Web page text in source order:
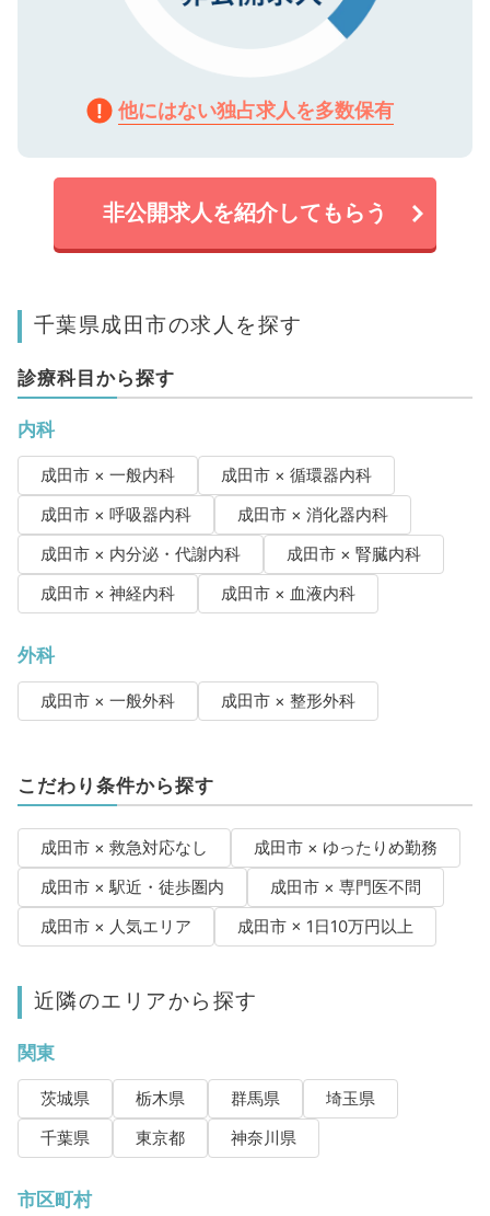
他にはない独占求人を多数保有
非公開求人を紹介してもらう
千葉県成田市の求人を探す
診療科目から探す
内科
成田市 × 一般内科
成田市 × 循環器内科
成田市 × 呼吸器内科
成田市 × 消化器内科
成田市 × 内分泌・代謝内科
成田市 × 腎臓内科
成田市 × 神経内科
成田市 × 血液内科
外科
成田市 × 一般外科 成田市 × 整形外科
こだわり条件から探す
成田市 × 救急対応なし
成田市 × ゆったりめ勤務
成田市 × 駅近・徒歩圏内
成田市 × 専門医不問
成田市 × 人気エリア
成田市 × 1日10万円以上
近隣のエリアから探す
関東
茨城県 栃木県 群馬県
埼玉県
千葉県
東京都 神奈川県
市区町村